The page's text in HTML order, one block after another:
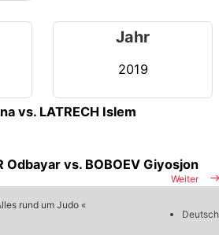
Jahr
2019
vs. LATRECH Islem
Weiter
Odbayar vs. BOBOEV Giyosjon
rund um Judo «
Deutsch